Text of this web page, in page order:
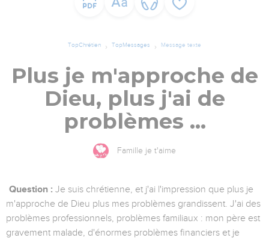
TopChrétien TopMessages Message texte
Plus je m'approche de
Dieu, plus j'ai de
problèmes ...
Famille je t'aime
Question : Je suis chrétienne, et j'ai l'impression que plus je
m'approche de Dieu plus mes problèmes grandissent. J'ai des
problèmes professionnels, problèmes familiaux : mon père est
gravement malade, d'énormes problèmes financiers et je